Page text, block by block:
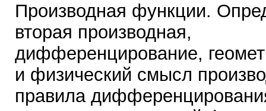
Производная функции.
вторая производная,
дифференцирование,
и физический смысл
правила